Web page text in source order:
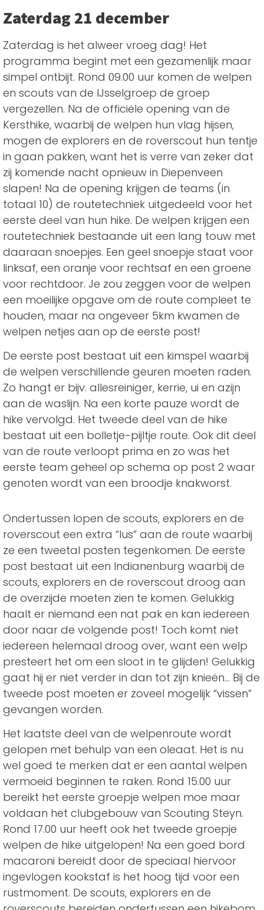
Zaterdag 21 december
Zaterdag is het alweer vroeg dag! Het
programma begint met een gezamenlijk maar
simpel ontbijt. Rond 09.00 uur komen de welpen
en scouts van de IJsselgroep de groep
vergezellen. Na de officiële opening van de
Kersthike, waarbij de welpen hun vlag hijsen,
mogen de explorers en de roverscout hun tentje
in gaan pakken, want het is verre van zeker dat
zij komende nacht opnieuw in Diepenveen
slapen! Na de opening krijgen de teams (in
totaal 10) de routetechniek uitgedeeld voor het
eerste deel van hun hike. De welpen krijgen een
routetechniek bestaande uit een lang touw met
daaraan snoepjes. Een geel snoepje staat voor
linksaf, een oranje voor rechtsaf en een groene
voor rechtdoor. Je zou zeggen voor de welpen
een moeilijke opgave om de route compleet te
houden, maar na ongeveer 5km kwamen de
welpen netjes aan op de eerste post!
De eerste post bestaat uit een kimspel waarbij
de welpen verschillende geuren moeten raden.
Zo hangt er bijv. allesreiniger, kerrie, ui en azijn
aan de waslijn. Na een korte pauze wordt de
hike vervolgd. Het tweede deel van de hike
bestaat uit een bolletje-pijltje route. Ook dit deel
van de route verloopt prima en zo was het
eerste team geheel op schema op post 2 waar
genoten wordt van een broodje knakworst.
Ondertussen lopen de scouts, explorers en de
roverscout een extra “lus” aan de route waarbij
ze een tweetal posten tegenkomen. De eerste
post bestaat uit een Indianenburg waarbij de
scouts, explorers en de roverscout droog aan
de overzijde moeten zien te komen. Gelukkig
haalt er niemand een nat pak en kan iedereen
door naar de volgende post! Toch komt niet
iedereen helemaal droog over, want een welp
presteert het om een sloot in te glijden! Gelukkig
gaat hij er niet verder in dan tot zijn knieën… Bij de
tweede post moeten er zoveel mogelijk “vissen”
gevangen worden.
Het laatste deel van de welpenroute wordt
gelopen met behulp van een oleaat. Het is nu
wel goed te merken dat er een aantal welpen
vermoeid beginnen te raken. Rond 15.00 uur
bereikt het eerste groepje welpen moe maar
voldaan het clubgebouw van Scouting Steyn.
Rond 17.00 uur heeft ook het tweede groepje
welpen de hike uitgelopen! Na een goed bord
macaroni bereidt door de speciaal hiervoor
ingevlogen kookstaf is het hoog tijd voor een
rustmoment. De scouts, explorers en de